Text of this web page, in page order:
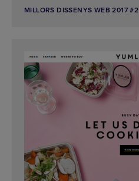
MILLORS DISSENYS WEB 2017 #2